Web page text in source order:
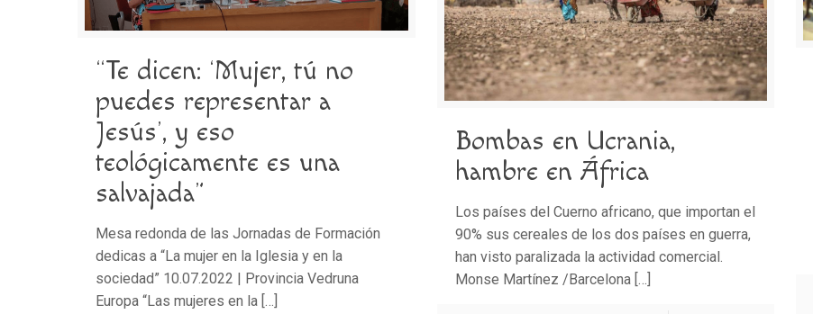
“Te dicen: ‘Mujer, tú no
puedes representar a
Jesús’, y eso
teológicamente es una
salvajada”
Mesa redonda de las Jornadas de Formación
dedicas a “La mujer en la Iglesia y en la
sociedad” 10.07.2022 | Provincia Vedruna
Europa “Las mujeres en la […]
Bombas en Ucrania,
hambre en África
Los países del Cuerno africano, que importan el
90% sus cereales de los dos países en guerra,
han visto paralizada la actividad comercial.
Monse Martínez /Barcelona[…]